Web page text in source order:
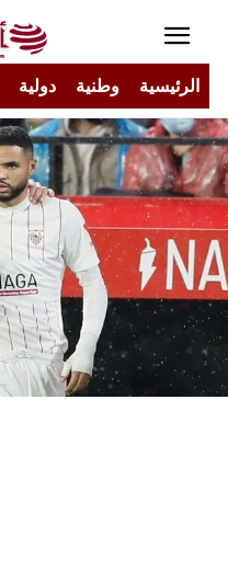
الرئيسية وطنية دولية